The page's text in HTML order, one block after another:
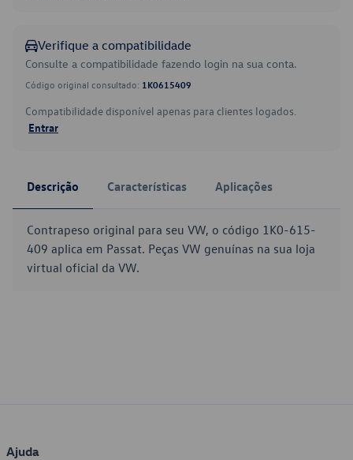
Verifique a compatibilidade
Consulte a compatibilidade fazendo login na sua conta.
Código original consultado: 1K0615409
Compatibilidade disponível apenas para clientes logados.
Entrar
Descrição Características Aplicações
Contrapeso original para seu VW, o código 1K0-615-
409 aplica em Passat. Peças VW genuínas na sua loja
virtual oficial da VW.
Ajuda